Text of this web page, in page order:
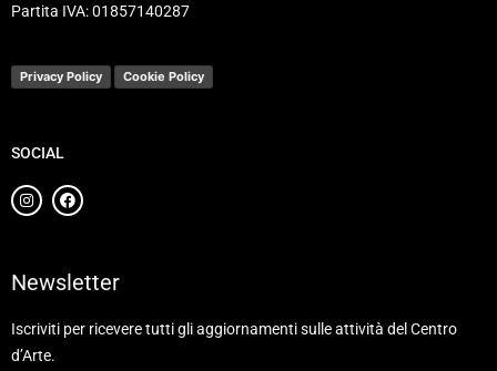
Partita IVA: 01857140287
Privacy Policy Cookie Policy
SOCIAL
Newsletter
Iscriviti per ricevere tutti gli aggiornamenti sulle attività del Centro
d’Arte.